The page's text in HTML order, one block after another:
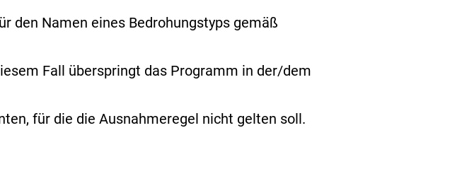
den Namen eines Bedrohungstyps gemäß
Fall überspringt das Programm in der/dem
für die die Ausnahmeregel nicht gelten soll.